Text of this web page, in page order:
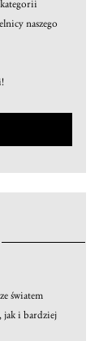
kategorii
naszego
światem
jak i bardziej